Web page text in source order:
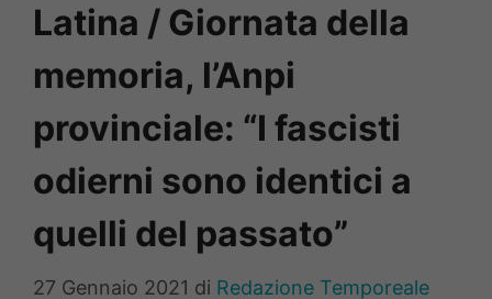
Latina / Giornata della
memoria, l’Anpi
provinciale: “I fascisti
odierni sono identici a
quelli del passato”
27 Gennaio 2021 di Redazione Temporeale